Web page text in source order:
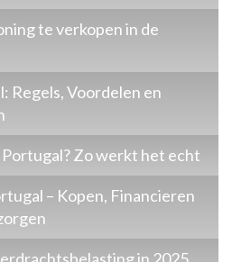
te verkopen in de
Regels, Voordelen en
Zo werkt het echt
– Kopen, Financieren